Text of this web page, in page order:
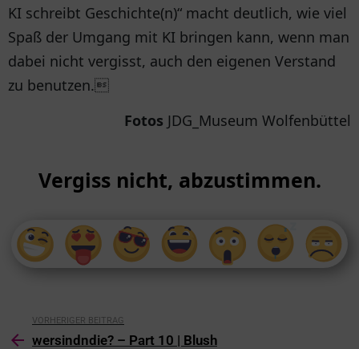
KI schreibt Geschichte(n)“ macht deutlich, wie viel
Spaß der Umgang mit KI bringen kann, wenn man
dabei nicht vergisst, auch den eigenen Verstand
zu benutzen.
Fotos JDG_Museum Wolfenbüttel
Vergiss nicht, abzustimmen.
VORHERIGER BEITRAG
wersindndie? – Part 10 | Blush